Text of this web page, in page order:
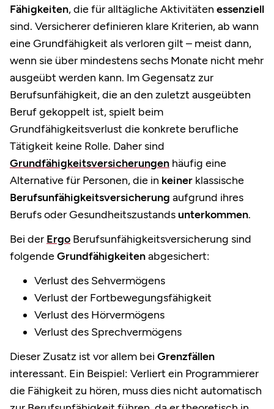
Fähigkeiten, die für alltägliche Aktivitäten essenziell
sind. Versicherer definieren klare Kriterien, ab wann
eine Grundfähigkeit als verloren gilt – meist dann,
wenn sie über mindestens sechs Monate nicht mehr
ausgeübt werden kann. Im Gegensatz zur
Berufsunfähigkeit, die an den zuletzt ausgeübten
Beruf gekoppelt ist, spielt beim
Grundfähigkeitsverlust die konkrete berufliche
Tätigkeit keine Rolle. Daher sind
Grundfähigkeitsversicherungen häufig eine
Alternative für Personen, die in keiner klassische
Berufsunfähigkeitsversicherung aufgrund ihres
Berufs oder Gesundheitszustands unterkommen.
Bei der Ergo Berufsunfähigkeitsversicherung sind
folgendeGrundfähigkeitenabgesichert:
Verlust des Sehvermögens
Verlust der Fortbewegungsfähigkeit
Verlust des Hörvermögens
Verlust des Sprechvermögens
Dieser Zusatz ist vor allem bei Grenzfällen
interessant. Ein Beispiel: Verliert ein Programmierer
die Fähigkeit zu hören, muss dies nicht automatisch